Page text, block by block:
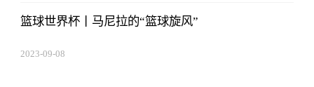
篮球世界杯丨马尼拉的“篮球旋风”
2023-09-08